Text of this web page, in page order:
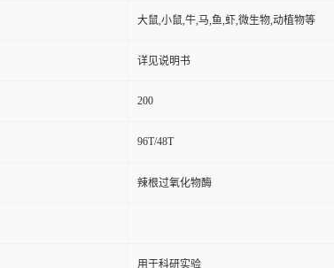
大鼠,小鼠,牛,马,鱼,虾,微生物,动植物等
详见说明书
200
96T/48T
辣根过氧化物酶
用于科研实验